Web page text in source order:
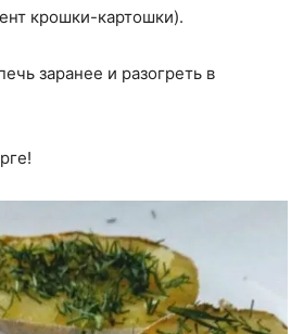
крошки-картошки).
заранее и разогреть в